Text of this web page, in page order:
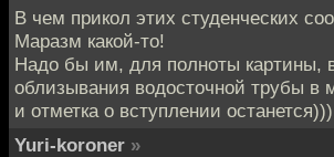
В чем прикол этих студенческих
Маразм какой-то!
Надо бы им, для полноты картины,
облизывания водосточной трубы в
и отметка о вступлении останется)))
Yuri-koroner »